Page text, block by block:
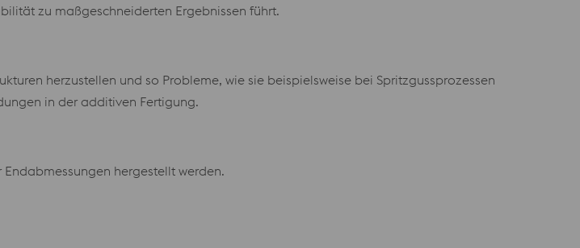
zu maßgeschneiderten Ergebnissen führt.
herzustellen und so Probleme, wie sie beispielsweise bei Spritzgussprozessen
in der additiven Fertigung.
hergestellt werden.